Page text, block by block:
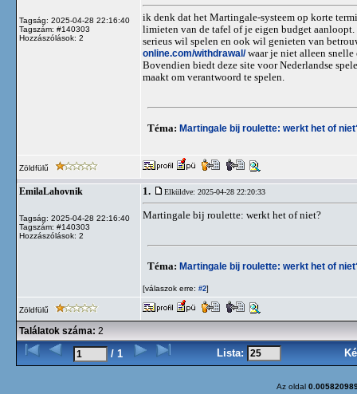
Tagság: 2025-04-28 22:16:40
Tagszám: #140303
Hozzászólások: 2
ik denk dat het Martingale-systeem op korte
limieten van de tafel of je eigen budget
serieus wil spelen en ook wil genieten van
online.com/withdrawal/waar je niet alleen snelle
Bovendien biedt deze site voor Nederlandse
maakt om verantwoord te spelen.
Téma: Martingale bij roulette: werkt het of
Zöldfülű
EmilaLahovnik
Tagság: 2025-04-28 22:16:40
Tagszám: #140303
Hozzászólások: 2
1. Elküldve: 2025-04-28 22:20:33
Martingale bij roulette: werkt het of niet?
Téma: Martingale bij roulette: werkt het of
[válaszok erre: #2]
Zöldfülű
Találatok száma: 2
/ 1 Lista:
Az oldal